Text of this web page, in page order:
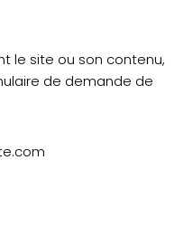
le site ou son contenu,
de demande de